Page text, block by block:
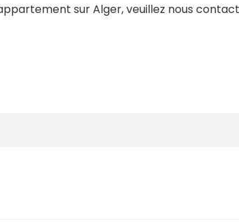
sur Alger, veuillez nous